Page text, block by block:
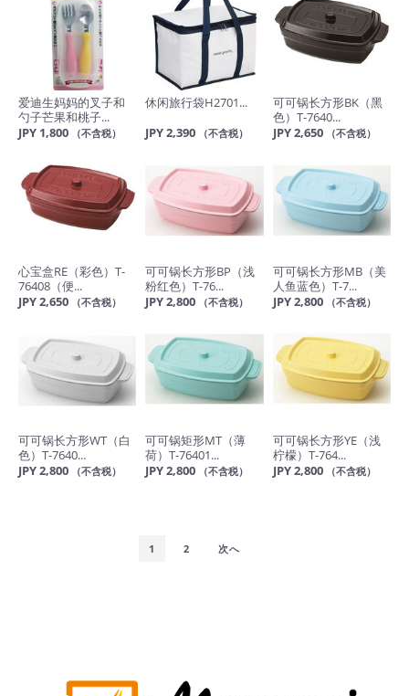
爱迪生妈妈的叉子和
勺子芒果和桃子...
JPY 1,800
（不含税）
休闲旅行袋H2701...
JPY 2,390
（不含税）
可可锅长方形BK（黑
色）T-7640...
JPY 2,650
（不含税）
心宝盒RE（彩色）T-
76408（便...
JPY 2,650
（不含税）
可可锅长方形BP（浅
粉红色）T-76...
JPY 2,800
（不含税）
可可锅长方形MB（美
人鱼蓝色）T-7...
JPY 2,800
（不含税）
可可锅长方形WT（白
色）T-7640...
JPY 2,800
（不含税）
可可锅矩形MT（薄
荷）T-76401...
JPY 2,800
（不含税）
可可锅长方形YE（浅
柠檬）T-764...
JPY 2,800
（不含税）
1 2 次へ